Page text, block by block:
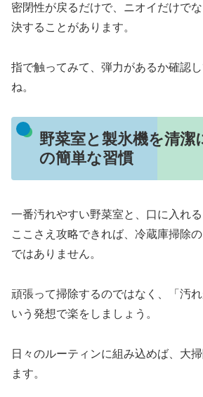
密閉性が戻るだけで、ニオイだけで
決することがあります。
指で触ってみて、弾力があるか確認
ね。
野菜室と製氷機を清潔
の簡単な習慣
一番汚れやすい野菜室と、口に入れる
ここさえ攻略できれば、冷蔵庫掃除
ではありません。
頑張って掃除するのではなく、「汚
いう発想で楽をしましょう。
日々のルーティンに組み込めば、大
ます。